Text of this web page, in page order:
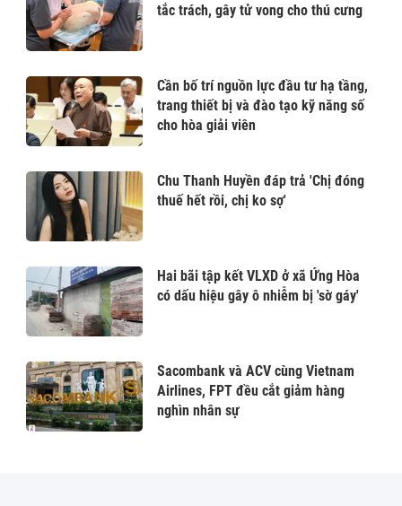
tắc trách, gây tử vong cho thú cưng
Cần bố trí nguồn lực đầu tư hạ tầng,
trang thiết bị và đào tạo kỹ năng số
cho hòa giải viên
Chu Thanh Huyền đáp trả 'Chị đóng
thuế hết rồi, chị ko sợ'
Hai bãi tập kết VLXD ở xã Ứng Hòa
có dấu hiệu gây ô nhiễm bị 'sờ gáy'
Sacombank và ACV cùng Vietnam
Airlines, FPT đều cắt giảm hàng
nghìn nhân sự